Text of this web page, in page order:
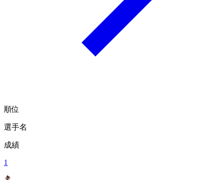
順位
選手名
成績
1